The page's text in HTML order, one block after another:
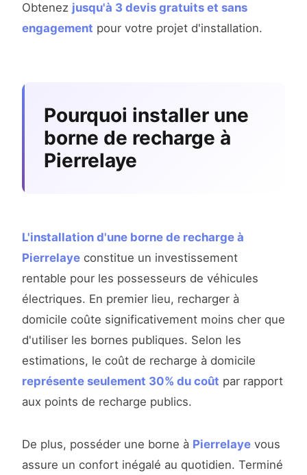
Obtenez jusqu'à 3 devis gratuits et sans
engagement pour votre projet d'installation.
Pourquoi installer une
borne de recharge à
Pierrelaye
L'installation d'une borne de recharge à
Pierrelaye constitue un investissement
rentable pour les possesseurs de véhicules
électriques. En premier lieu, recharger à
domicile coûte significativement moins cher que
d'utiliser les bornes publiques. Selon les
estimations, le coût de recharge à domicile
représente seulement 30% du coût par rapport
aux points de recharge publics.
De plus, posséder une borne à Pierrelaye vous
assure un confort inégalé au quotidien. Terminé